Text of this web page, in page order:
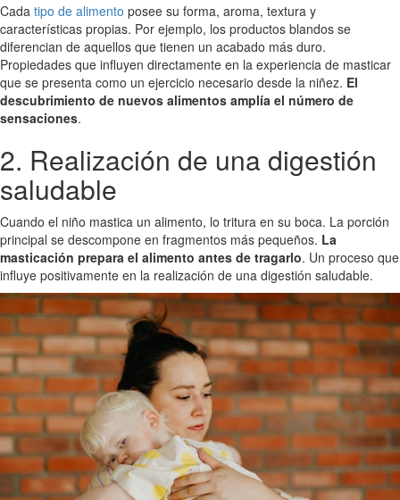
Cada tipo de alimento posee su forma, aroma, textura y
características propias. Por ejemplo, los productos blandos se
diferencian de aquellos que tienen un acabado más duro.
Propiedades que influyen directamente en la experiencia de masticar
que se presenta como un ejercicio necesario desde la niñez. El
descubrimiento de nuevos alimentos amplía el número de
sensaciones.
2. Realización de una digestión
saludable
Cuando el niño mastica un alimento, lo tritura en su boca. La porción
principal se descompone en fragmentos más pequeños. La
masticación prepara el alimento antes de tragarlo. Un proceso que
influye positivamente en la realización de una digestión saludable.